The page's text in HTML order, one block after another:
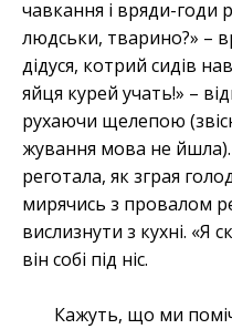
чавкання і вряди-годи
людськи, тварино?» –
дідуся, котрий сидів
яйця курей учать!» –
рухаючи щелепою
жування мова не
реготала, як зграя
мирячись з провалом
вислизнути з кухні. «Я
він собі під ніс.
Кажуть, що ми